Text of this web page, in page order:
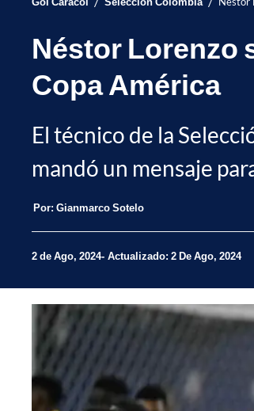
Néstor Lorenzo
Copa América
El técnico de la
mandó un mensaje
Por: Gianmarco Sotelo
2 de Ago, 2024 Actualizado: 2 De Ago, 2024